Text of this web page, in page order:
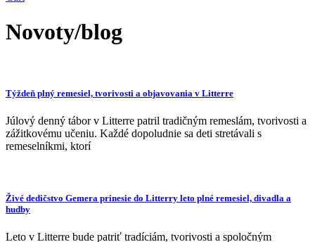
Novoty/blog
Týždeň plný remesiel, tvorivosti a objavovania v Litterre
Júlový denný tábor v Litterre patril tradičným remeslám, tvorivosti a
zážitkovému učeniu. Každé dopoludnie sa deti stretávali s
remeselníkmi, ktorí
Živé dedičstvo Gemera prinesie do Litterry leto plné remesiel, divadla a
hudby
Leto v Litterre bude patriť tradíciám, tvorivosti a spoločným